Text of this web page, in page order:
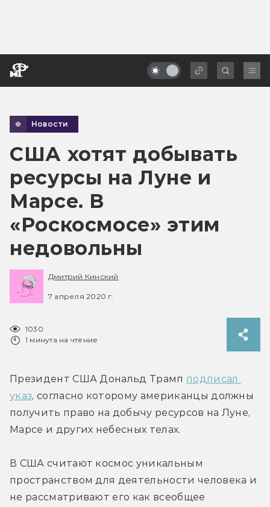
Новости
США хотят добывать
ресурсы на Луне и
Марсе. В
«Роскосмосе» этим
недовольны
Дмитрий Кинский
7 апреля 2020 г.
1030
1 минута на чтение
Президент США Дональд Трамп подписал
указ, согласно которому американцы должны
получить право на добычу ресурсов на Луне,
Марсе и других небесных телах.
В США считают космос уникальным
пространством для деятельности человека и
не рассматривают его как всеобщее